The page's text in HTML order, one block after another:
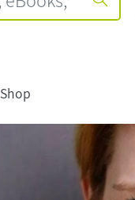
Shop